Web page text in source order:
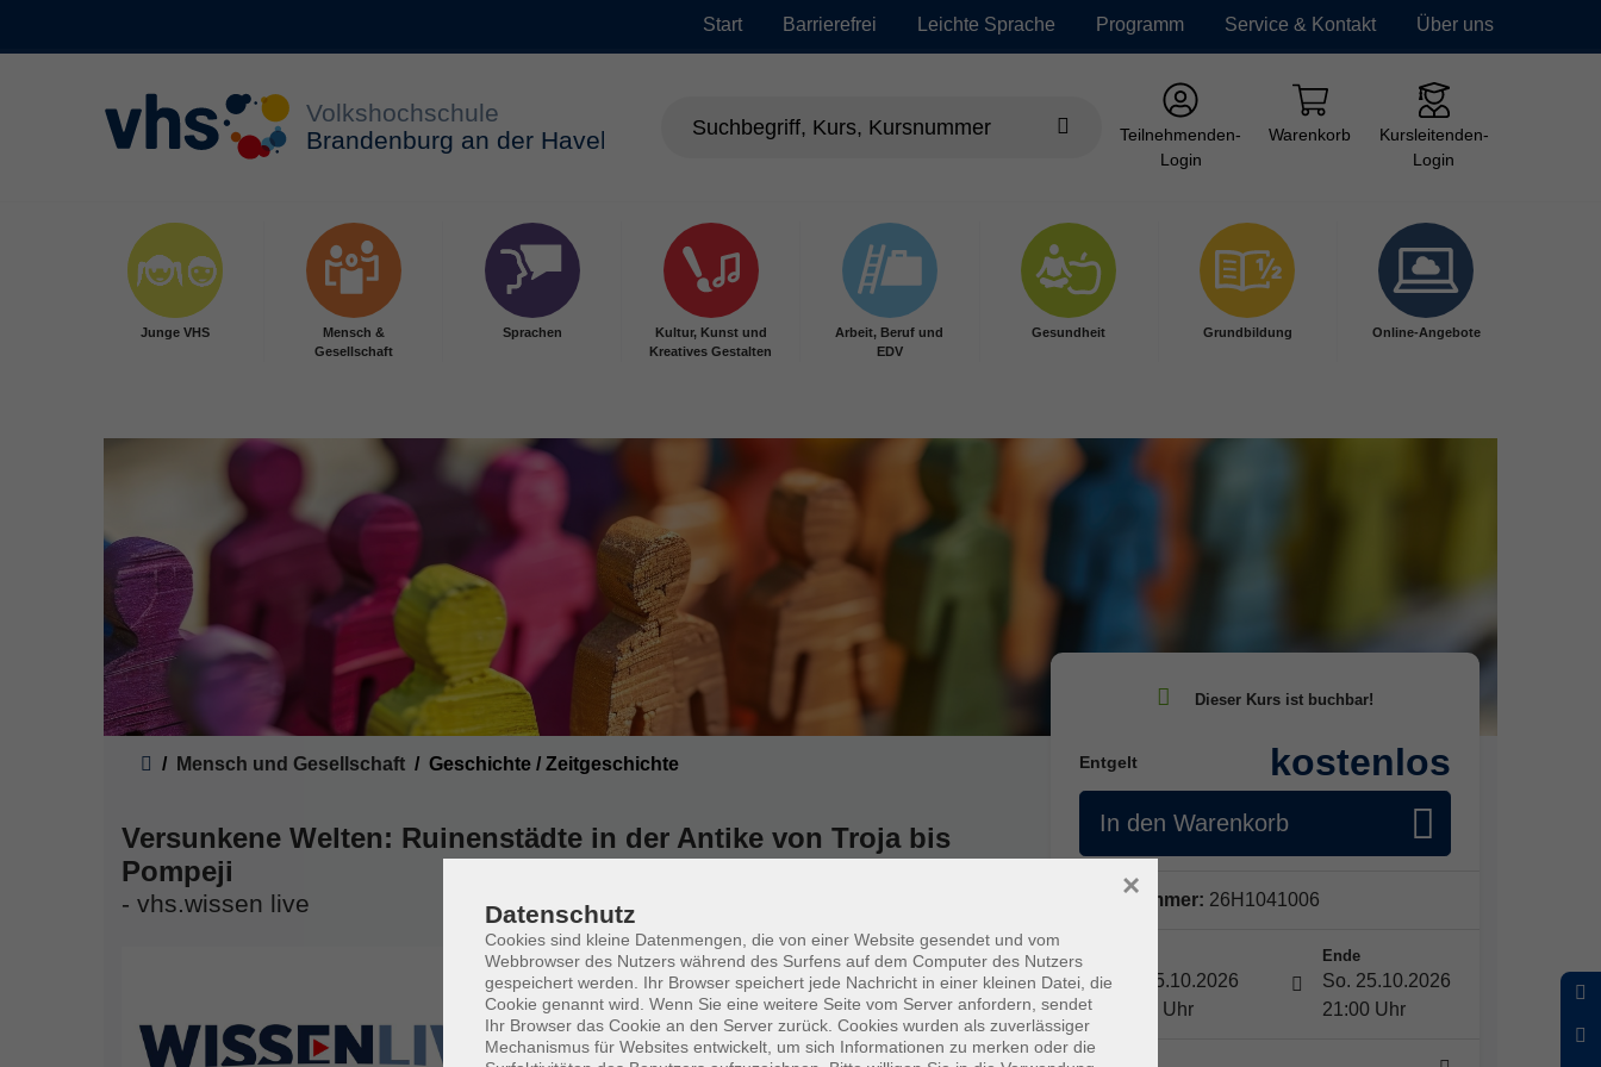
Start Barrierefrei Leichte Sprache Programm Service & Kontakt Über uns
Teilnehmenden-
Login
Warenkorb
Kursleitenden-
Login
Junge VHS
Mensch &
Gesellschaft
Sprachen
Kultur, Kunst und
Kreatives Gestalten
Arbeit, Beruf und
EDV
Gesundheit Grundbildung Online-Angebote
Mensch und Gesellschaft Geschichte / Zeitgeschichte
Versunkene Welten: Ruinenstädte in der Antike von Troja bis
Pompeji
- vhs.wissen live
Entgelt kostenlos
In den Warenkorb
Kursnummer: 26H1041006
So. 25.10.2026
19:30 Uhr
Ende
So. 25.10.2026
21:00 Uhr
Datenschutz
Cookies sind kleine Datenmengen, die von einer Website gesendet und vom
Webbrowser des Nutzers während des Surfens auf dem Computer des Nutzers
gespeichert werden. Ihr Browser speichert jede Nachricht in einer kleinen Datei, die
Cookie genannt wird. Wenn Sie eine weitere Seite vom Server anfordern, sendet
Ihr Browser das Cookie an den Server zurück. Cookies wurden als zuverlässiger
Mechanismus für Websites entwickelt, um sich Informationen zu merken oder die
×